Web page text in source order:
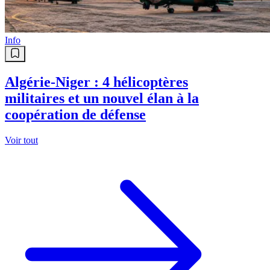
Info
Algérie-Niger : 4 hélicoptères
militaires et un nouvel élan à la
coopération de défense
Voir tout